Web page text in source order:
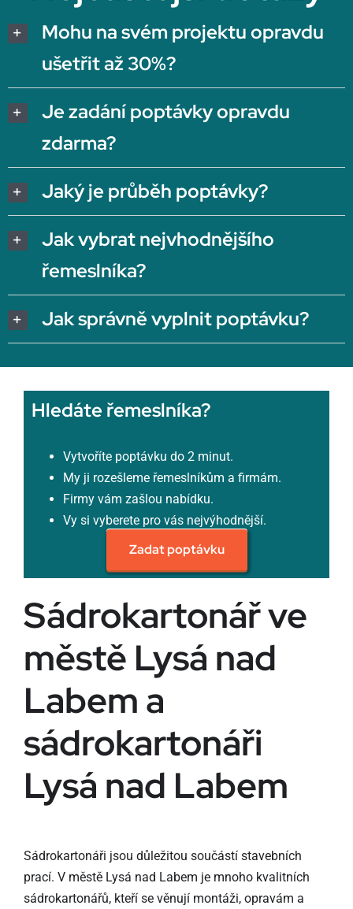
Mohu na svém projektu opravdu
ušetřit až 30%?
Je zadání poptávky opravdu
zdarma?
Jaký je průběh poptávky?
Jak vybrat nejvhodnějšího
řemeslníka?
Jak správně vyplnit poptávku?
Hledáte řemeslníka?
Vytvoříte poptávku do 2 minut.
My ji rozešleme řemeslníkům a firmám.
Firmy vám zašlou nabídku.
Vy si vyberete pro vás nejvýhodnější.
Zadat poptávku
Sádrokartonář ve
městě Lysá nad
Labem a
sádrokartonáři
Lysá nad Labem
Sádrokartonáři jsou důležitou součástí stavebních
prací. V městě Lysá nad Labem je mnoho kvalitních
sádrokartonářů, kteří se věnují montáži, opravám a